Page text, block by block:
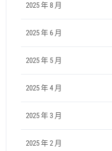
2025 年 8 月
2025 年 6 月
2025 年 5 月
2025 年 4 月
2025 年 3 月
2025 年 2 月